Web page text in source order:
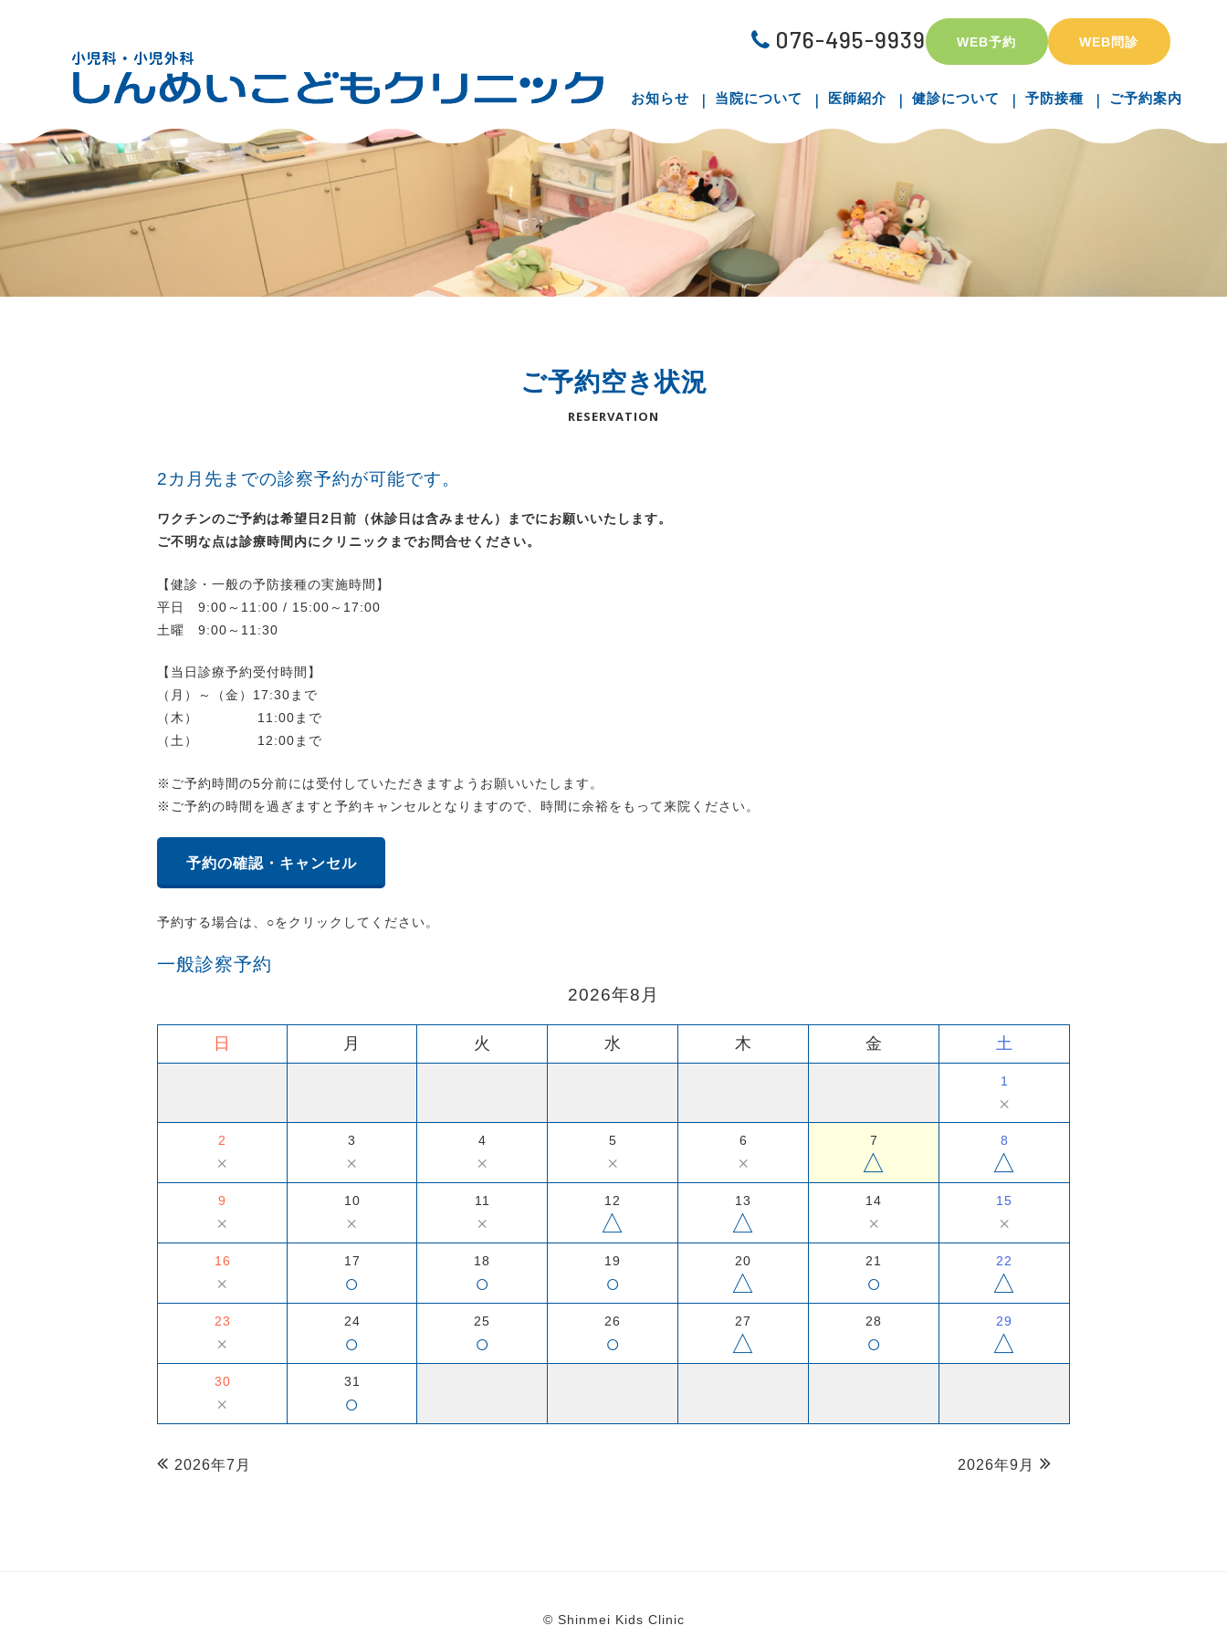
076-495-9939 WEB予約 WEB問診
お知らせ 当院について 医師紹介 健診について 予防接種 ご予約案内
ご予約空き状況
RESERVATION
2カ月先までの診察予約が可能です。
ワクチンのご予約は希望日2日前（休診日は含みません）までにお願いいたします。
ご不明な点は診療時間内にクリニックまでお問合せください。
【健診・一般の予防接種の実施時間】
平日 9:00～11:00 / 15:00～17:00
土曜 9:00～11:30
【当日診療予約受付時間】
（月）～（金）17:30まで
（木） 11:00まで
（土） 12:00まで
※ご予約時間の5分前には受付していただきますようお願いいたします。
※ご予約の時間を過ぎますと予約キャンセルとなりますので、時間に余裕をもって来院ください。
予約の確認・キャンセル
予約する場合は、○をクリックしてください。
一般診察予約
2026年8月
日 月 火 水 木 金 土
1
×
2
×
3
×
4
×
5
×
6
×
7
△
8
△
9
×
10
×
11
×
12
△
13
△
14
×
15
×
16
×
17
○
18
○
19
○
20
△
21
○
22
△
23
×
24
○
25
○
26
○
27
△
28
○
29
△
30
×
31
○
2026年7月 2026年9月
© Shinmei Kids Clinic